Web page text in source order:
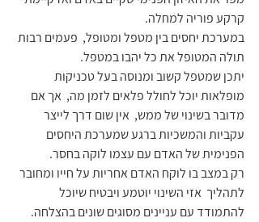
קרקע פוריה למחלה.
במערכת יחסים בין מטפל ומטופל,  פעמים רבות
תולה המטופל את כל יהבו במטפל.
יתכן שמטפל קשוב ומנוסה בעל טכניקות
מופלאות יוכל לחולל פלאים לזמן מה,  אך אם
מדובר בשינוי של ממש,  אין שום דרך לייצר
עקביות והמשכיות ברגע שמערכת היחסים
הפנימית של האדם עם עצמו לוקה בחסר.
רק במצב בו לוקח האדם אחריות על חייו ומחובר
לתהליך  אזי השינוי יוטמע ויבטיח שיוכל
להתמודד עם עניינים מסוגים שונים בהצלחה.